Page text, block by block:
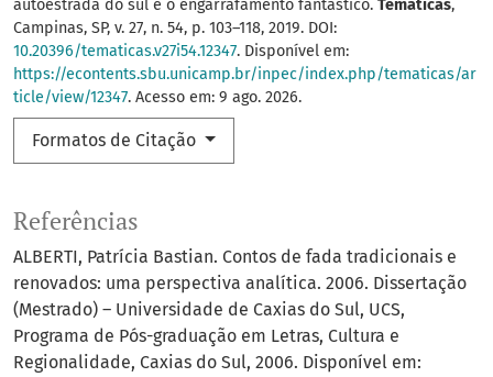
autoestrada do sul e o engarrafamento fantástico. Tematicas,
Campinas, SP, v. 27, n. 54, p. 103–118, 2019. DOI:
10.20396/tematicas.v27i54.12347. Disponível em:
https://econtents.sbu.unicamp.br/inpec/index.php/tematicas/ar
ticle/view/12347. Acesso em: 9 ago. 2026.
Formatos de Citação
Referências
ALBERTI, Patrícia Bastian. Contos de fada tradicionais e
renovados: uma perspectiva analítica. 2006. Dissertação
(Mestrado) – Universidade de Caxias do Sul, UCS,
Programa de Pós-graduação em Letras, Cultura e
Regionalidade, Caxias do Sul, 2006. Disponível em: